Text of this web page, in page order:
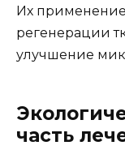
Их
регенерации
улучшение
часть